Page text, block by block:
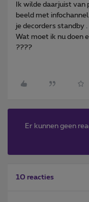
Ik wilde daarjuist van
beeld met
je decorders standby .
Wat moet ik nu doen
????
Er kunnen geen
10 reacties